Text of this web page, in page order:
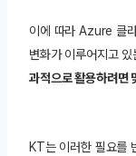
이에 따라 Azure 클
변화가 이루어지고
과적으로 활용하려면
KT는 이러한 필요를